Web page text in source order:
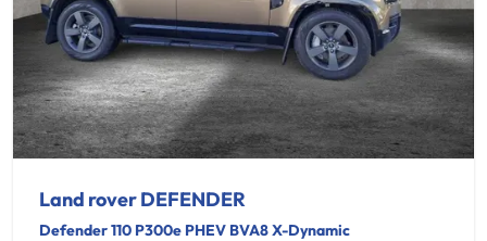
Land rover DEFENDER
Defender 110 P300e PHEV BVA8 X-Dynamic